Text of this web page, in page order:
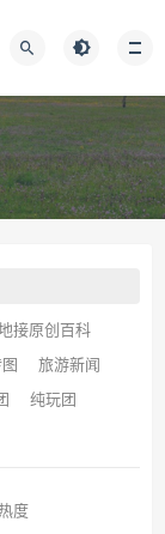
接原创百科
旅游新闻
纯玩团
热度